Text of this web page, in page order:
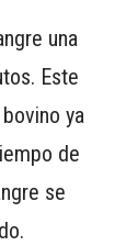
una
Este
ya
de
se